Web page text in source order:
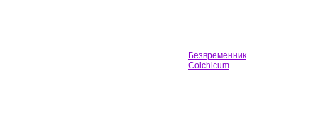
Безвременник
Colchicum